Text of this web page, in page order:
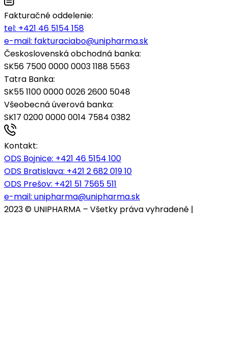
Fakturačné oddelenie:
tel: +421 46 5154 158
e-mail: fakturaciabo@unipharma.sk
Československá obchodná banka:
SK56 7500 0000 0003 1188 5563
Tatra Banka:
SK55 1100 0000 0026 2600 5048
Všeobecná úverová banka:
SK17 0200 0000 0014 7584 0382
Kontakt:
ODS Bojnice: +421 46 5154 100
ODS Bratislava: +421 2 682 019 10
ODS Prešov: +421 51 7565 511
e-mail: unipharma@unipharma.sk
2023 © UNIPHARMA – Všetky práva vyhradené |